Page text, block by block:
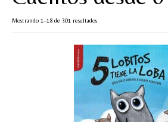
Artesanía Waldorf
Hecho a mano
Mostrando 1–18 de 301 resultadosOrdenado
popularidad